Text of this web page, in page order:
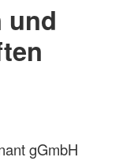
und
gGmbH